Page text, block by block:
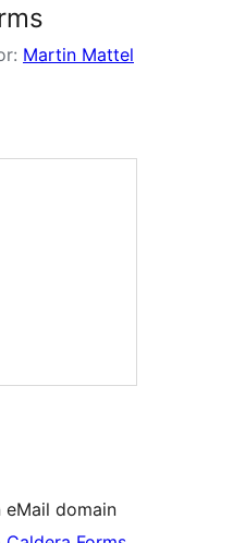
Martin Mattel
eMail domain